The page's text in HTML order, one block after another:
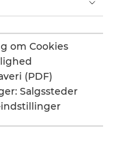
om Cookies
(PDF)
Salgssteder